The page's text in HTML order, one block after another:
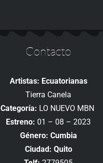
Contacto
Artistas: Ecuatorianas
Tierra Canela
Categoría: LO NUEVO MBN
Estreno: 01 – 08 – 2023
Género: Cumbia
Ciudad: Quito